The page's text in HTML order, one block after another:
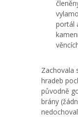
portál
Zachovala
hradeb
původně
brány